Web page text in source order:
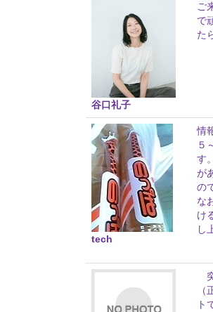
谷口礼子
ご
で
た
tech
情
５
す
が
の
な
け
し
ト